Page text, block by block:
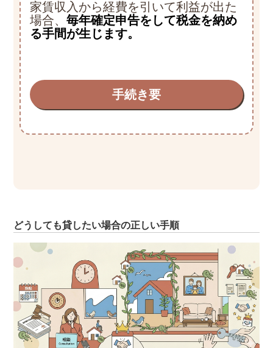
家賃収入から経費を引いて利益が出た
場合、毎年確定申告をして税金を納め
る手間が生じます。
手続き要
どうしても貸したい場合の正しい手順